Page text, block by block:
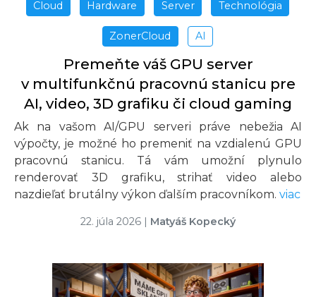
Cloud Hardware Server Technológia
ZonerCloud AI
Premeňte váš GPU server
v multifunkčnú pracovnú stanicu pre
AI, video, 3D grafiku či cloud gaming
Ak na vašom AI/GPU serveri práve nebežia AI
výpočty, je možné ho premeniť na vzdialenú GPU
pracovnú stanicu. Tá vám umožní plynulo
renderovať 3D grafiku, strihať video alebo
nazdieľať brutálny výkon ďalším pracovníkom. viac
22. júla 2026 | Matyáš Kopecký